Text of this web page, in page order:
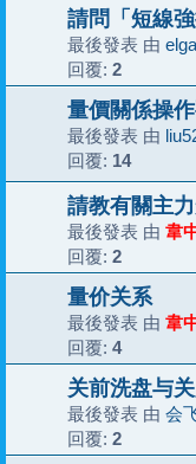
請問「短線強
最後發表 由
回覆: 2
量價關係操
最後發表 由
回覆: 14
請教有關主
最後發表 由 韋
回覆: 2
量价关系
最後發表 由 韋
回覆: 4
关前洗盘与
最後發表 由 会
回覆: 2